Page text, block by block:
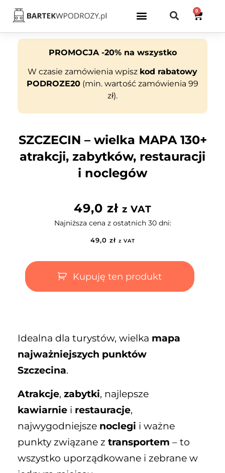
0
PROMOCJA -20% na wszystko
W czasie zamówienia wpisz kod rabatowy
PODROZE20 (min. wartość zamówienia 99
zł).
SZCZECIN – wielka MAPA 130+
atrakcji, zabytków, restauracji
i noclegów
49,0 zł z VAT
Najniższa cena z ostatnich 30 dni:
49,0 zł z VAT
Kupuję ten produkt
Idealna dla turystów, wielka mapa
najważniejszych punktów
Szczecina.
Atrakcje, zabytki, najlepsze
kawiarnie i restauracje,
najwygodniejsze noclegi i ważne
punkty związane z transportem – to
wszystko uporządkowane i zebrane w